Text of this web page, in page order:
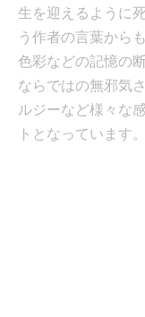
生を迎えるように
う作者の言葉から
色彩などの記憶の
ならではの無邪気
ルジーなど様々な
トとなっています